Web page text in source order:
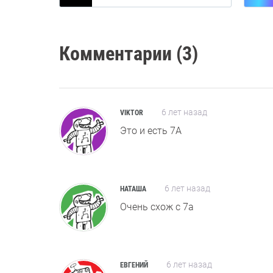
Комментарии (3)
VIKTOR 6 лет назад
Это и есть 7А
НАТАША 6 лет назад
Очень схож с 7а
ЕВГЕНИЙ 6 лет назад